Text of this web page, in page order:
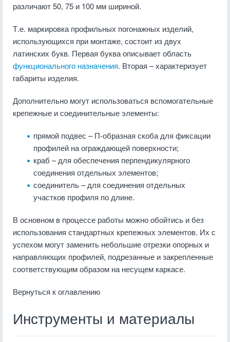
различают 50, 75 и 100 мм шириной.
Т.е. маркировка профильных погонажных изделий,
использующихся при монтаже, состоит из двух
латинских букв. Первая буква описывает область
функционального назначения. Вторая – характеризует
габариты изделия.
Дополнительно могут использоваться вспомогательные
крепежные и соединительные элементы:
прямой подвес – П-образная скоба для фиксации
профилей на ограждающей поверхности;
краб – для обеспечения перпендикулярного
соединения отдельных элементов;
соединитель – для соединения отдельных
участков профиля по длине.
В основном в процессе работы можно обойтись и без
использования стандартных крепежных элементов. Их с
успехом могут заменить небольшие отрезки опорных и
направляющих профилей, подрезанные и закрепленные
соответствующим образом на несущем каркасе.
Вернуться к оглавлению
Инструменты и материалы